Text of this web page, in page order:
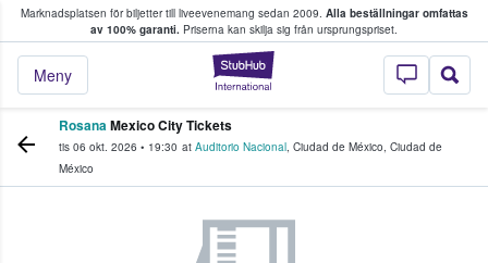
Marknadsplatsen för biljetter till liveevenemang sedan 2009. Alla beställningar omfattas
av 100% garanti. Priserna kan skilja sig från ursprungspriset.
StubHub – där
Meny
köper och säljer biljetter.
RosanaMexico City Tickets
tis 06 okt. 2026 • 19:30 at Auditorio Nacional, Ciudad de México, Ciudad de
México